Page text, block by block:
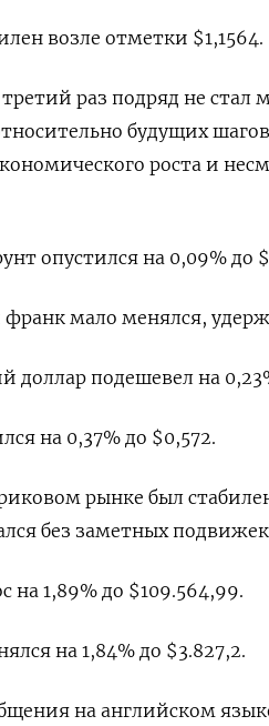
возле отметки $1,1564​.
раз подряд не
будущих
роста и
опустился на 0,09% до
мало менялся,
доллар подешевел на
на 0,37% до $0,572​.
рынке был
без заметных подвижек
на 1,89% до $109.564,99.
на 1,84% до $3.827,2.
на английском